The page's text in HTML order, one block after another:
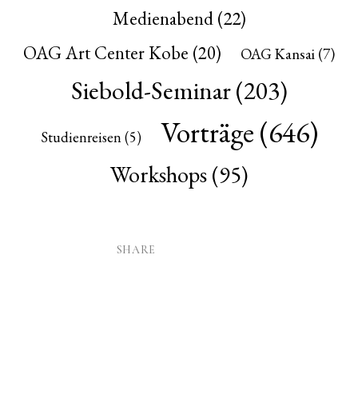
Medienabend(22)
OAG Art Center Kobe (20) OAG Kansai (7)
Siebold-Seminar(203)
Studienreisen(5) Vorträge(646)
Workshops(95)
SHARE